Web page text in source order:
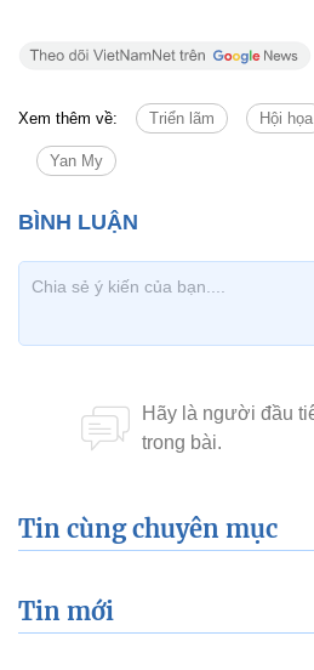
Xem thêm về: Triển lãm Hội họa
Yan My
Tin cùng chuyên mục
Tin mới